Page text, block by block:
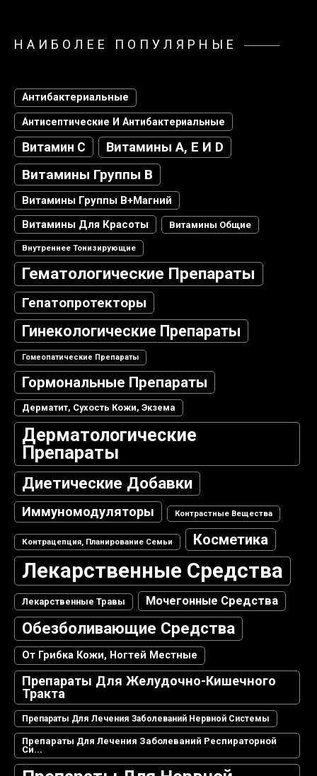
НАИБОЛЕЕ ПОПУЛЯРНЫЕ
Антибактериальные
Антисептические И Антибактериальные
Витамин С Витамины А, Е И D
Витамины Группы В
Витамины Группы В+магний
Витамины Для Красоты
Витамины Общие
Внутреннее Тонизирующие
Гематологические Препараты
Гепатопротекторы
Гинекологические Препараты
Гомеопатические Препараты
Гормональные Препараты
Дерматит, Сухость Кожи, Экзема
Дерматологические
Препараты
Диетические Добавки
Иммуномодуляторы Контрастные Вещества
Контрацепция, Планирование Семьи Косметика
Лекарственные Средства
Лекарственные Травы Мочегонные Средства
Обезболивающие Средства
От Грибка Кожи, Ногтей Местные
Препараты Для Желудочно-Кишечного
Тракта
Препараты Для Лечения Заболеваний Нервной Системы
Препараты Для Лечения Заболеваний Респираторной
Си...